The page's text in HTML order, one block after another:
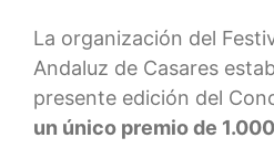
La organización del
Andaluz de Casares
presente edición del
un único premio de